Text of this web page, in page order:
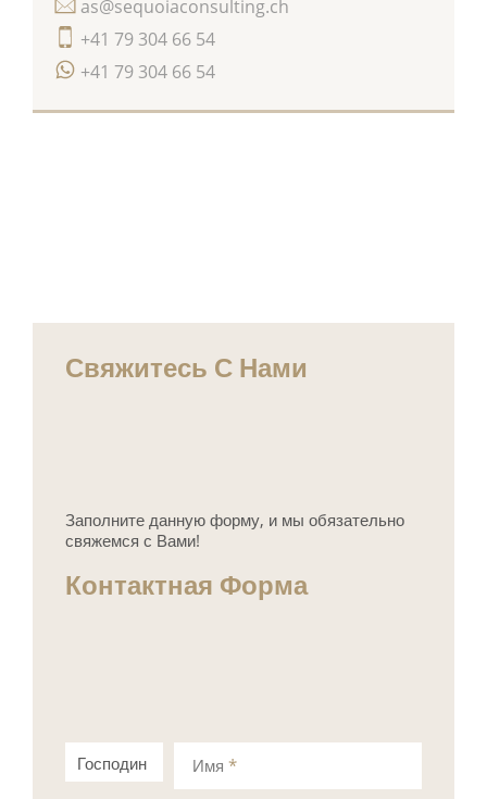
+41 79 304 66 54
+41 79 304 66 54
as@sequoiaconsulting.ch
Свяжитесь С Нами
Заполните данную форму, и мы обязательно
свяжемся с Вами!
Контактная Форма
Господин Госпожа
Имя *